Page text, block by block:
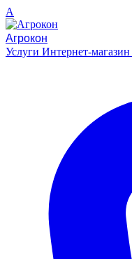
A
Агрокон
Услуги Интернет-магазин